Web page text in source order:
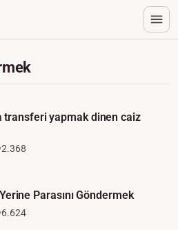
transferi yapmak dinen caiz
2.368
Parasını Göndermek
6.624